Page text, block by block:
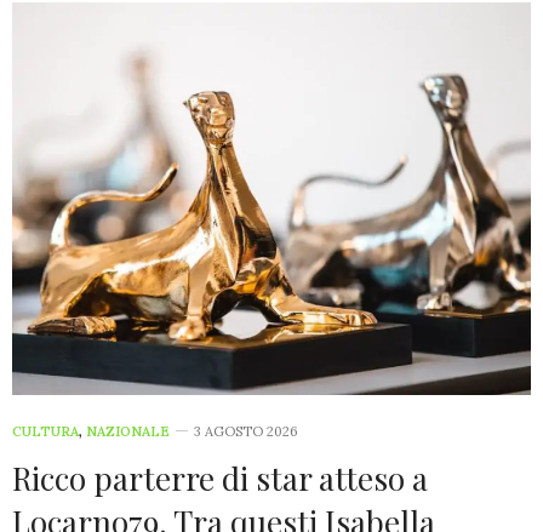
CULTURA, NAZIONALE 3 AGOSTO 2026
Ricco parterre di star atteso a
Locarno79. Tra questi Isabella